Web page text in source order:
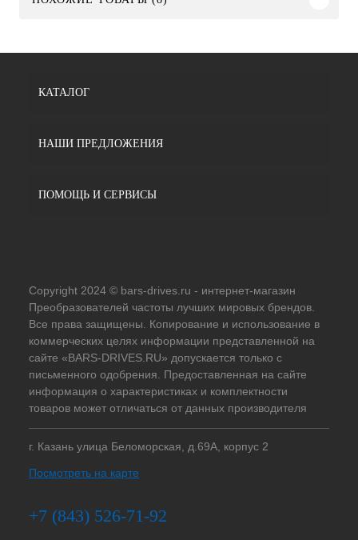
КАТАЛОГ
НАШИ ПРЕДЛОЖЕНИЯ
ПОМОЩЬ И СЕРВИСЫ
Copyright 2024 © bars-drives.ru - интернет-магазин
Преобразователей частоты лучших мировых брендов.
Все права защищены. Копирование и использование в
коммерческих целях информации представленной на
сайте «BARS-DRIVES.RU» допускается только с
письменного одобрения. Предоставленная на сайте
информация о характеристиках и комплектности
товаров может отличаться от данных производителя
г. Казань улица Беломорская, д.69А, корпус 2
Посмотреть на карте
+7 (843) 526-71-92